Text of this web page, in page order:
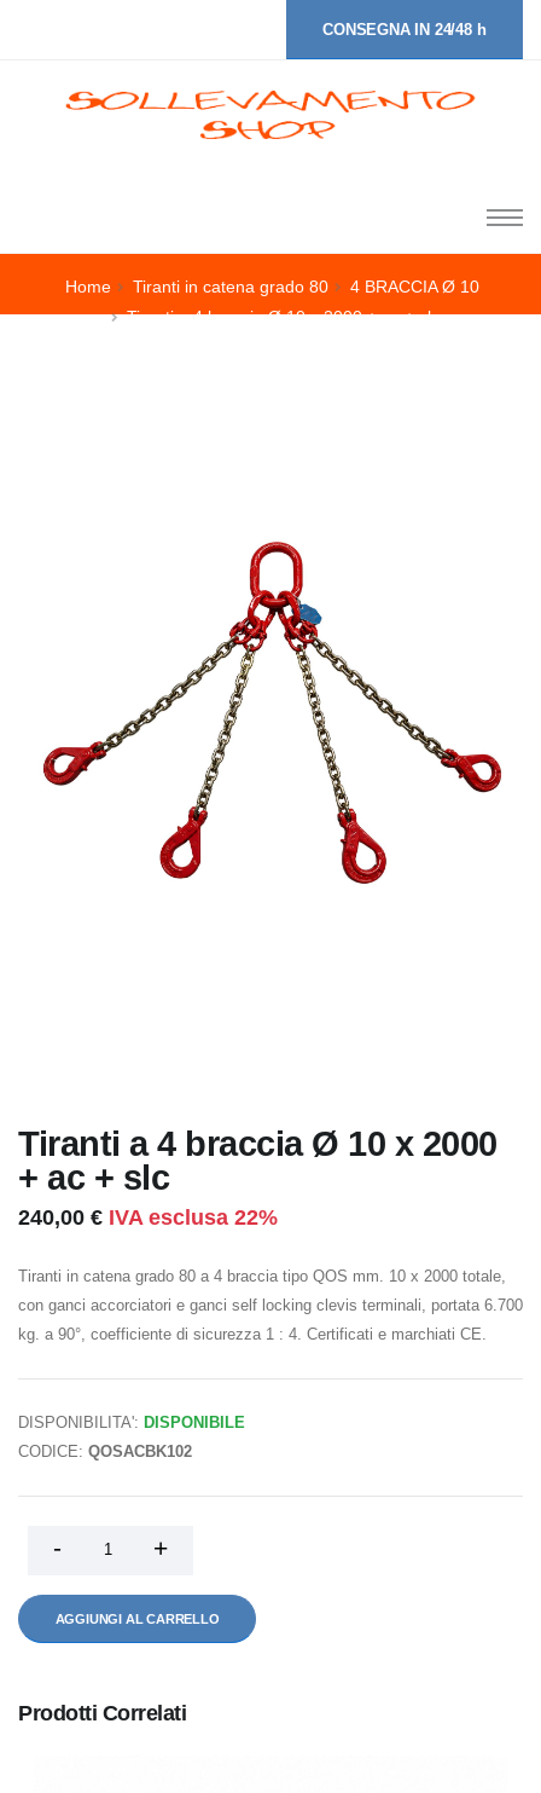
CONSEGNA IN 24/48 h
Home Tiranti in catena grado 80
4 BRACCIA Ø 10
Tiranti a 4 braccia Ø 10 x 2000 + ac + slc
Tiranti a 4 braccia Ø 10 x 2000
+ ac + slc
240,00 € IVA esclusa 22%
Tiranti in catena grado 80 a 4 braccia tipo QOS mm. 10 x 2000 totale,
con ganci accorciatori e ganci self locking clevis terminali, portata 6.700
kg. a 90°, coefficiente di sicurezza 1 : 4. Certificati e marchiati CE.
DISPONIBILITA': DISPONIBILE
CODICE: QOSACBK102
AGGIUNGI AL CARRELLO
Prodotti Correlati